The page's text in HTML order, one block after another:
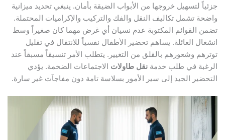
جزئياً لتسهيل خروجها من الأبواب الضيقة بأمان. ينبغي تحديد ميزانية
واضحة تشمل تكاليف النقل والفك والتركيب والإكراميات المحتملة.
تضمن القوائم المكتوبة عدم نسيان أي غرض مهما كان صغيراً وسط
انشغال العائلة. يساهم تحضير الأطفال نفسياً للانتقال في تقليل
توترهم وشعورهم بالقلق من التغيير. يتطلب الأمر تنسيقاً مسبقاً عند
الرغبة في طلب خدمة نقل طاولات الاجتماعات الضخمة. يؤدي
التحضير الجيد إلى سير الأمور بسلاسة تامة دون مفاجآت غير سارة.